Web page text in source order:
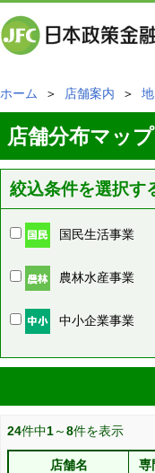
ホーム ＞ 店舗案内 ＞
店舗分布マップ
絞込条件を選択す
国民生活事業
農林水産事業
中小企業事業
24件中1～8件を表示
店舗名 専